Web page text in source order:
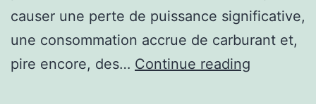
causer une perte de puissance significative,
une consommation accrue de carburant et,
pire encore, des… Continue reading